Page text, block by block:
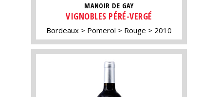
MANOIR DE GAY
VIGNOBLES PÉRÉ-VERGÉ
Bordeaux Pomerol Rouge 2010